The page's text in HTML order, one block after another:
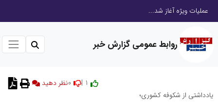
عملیات ویژه آغاز شد...
روابط عمومی گزارش خبر
نظر دهید
یادداشتی از شکوفه کشوری؛